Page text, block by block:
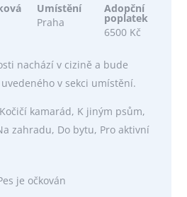
Umístění
Praha
Adopční
poplatek
6500 Kč
nachází v cizině a bude
v sekci umístění.
kamarád, K jiným psům,
zahradu, Do bytu, Pro aktivní
je očkován